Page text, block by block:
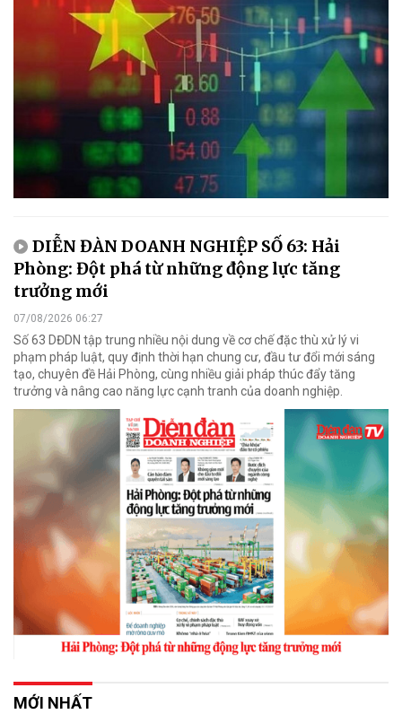
DIỄN ĐÀN DOANH NGHIỆP SỐ 63: Hải
Phòng: Đột phá từ những động lực tăng
trưởng mới
07/08/2026 06:27
Số 63 DĐDN tập trung nhiều nội dung về cơ chế đặc thù xử lý vi
phạm pháp luật, quy định thời hạn chung cư, đầu tư đổi mới sáng
tạo, chuyên đề Hải Phòng, cùng nhiều giải pháp thúc đẩy tăng
trưởng và nâng cao năng lực cạnh tranh của doanh nghiệp.
MỚI NHẤT